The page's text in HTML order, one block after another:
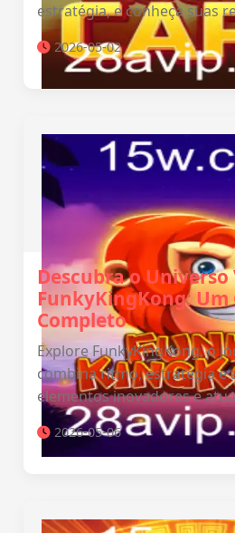
estratégia, e conheça suas
2026-05-02
Descubra o
FunkyKingKong: Um
Completo
Explore FunkyKingKong, o
combina ritmo, estratégia e
elementos inovadores e
2026-05-06